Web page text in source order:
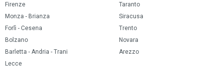
Firenze
Monza - Brianza
Forlì - Cesena
Bolzano
Barletta - Andria - Trani
Lecce
Taranto
Siracusa
Trento
Novara
Arezzo